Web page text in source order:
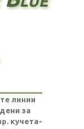
линии
за
кучета-